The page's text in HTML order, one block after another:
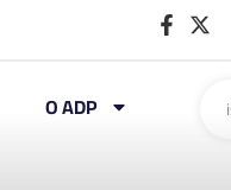
O ADP